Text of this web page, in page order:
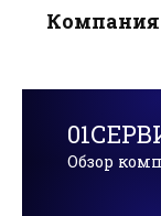
Компания
Обзор